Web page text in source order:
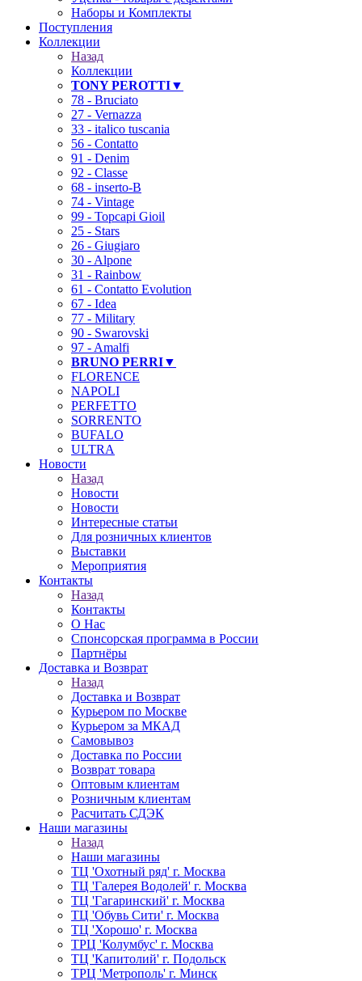
Наборы и Комплекты
Поступления
Коллекции
Назад
Коллекции
TONY PEROTTI▼
78 - Bruciato
27 - Vernazza
33 - italico tuscania
56 - Contatto
91 - Denim
92 - Classe
68 - inserto-B
74 - Vintage
99 - Topcapi Gioil
25 - Stars
26 - Giugiaro
30 - Alpone
31 - Rainbow
61 - Contatto Evolution
67 - Idea
77 - Military
90 - Swarovski
97 - Amalfi
BRUNO PERRI▼
FLORENCE
NAPOLI
PERFETTO
SORRENTO
BUFALO
ULTRA
Новости
Назад
Новости
Новости
Интересные статьи
Для розничных клиентов
Выставки
Мероприятия
Контакты
Назад
Контакты
О Нас
Спонсорская программа в России
Партнёры
Доставка и Возврат
Назад
Доставка и Возврат
Курьером по Москве
Курьером за МКАД
Самовывоз
Доставка по России
Возврат товара
Оптовым клиентам
Розничным клиентам
Расчитать СДЭК
Наши магазины
Назад
Наши магазины
ТЦ 'Охотный ряд' г. Москва
ТЦ 'Галерея Водолей' г. Москва
ТЦ 'Гагаринский' г. Москва
ТЦ 'Обувь Сити' г. Москва
ТЦ 'Хорошо' г. Москва
ТРЦ 'Колумбус' г. Москва
ТЦ 'Капитолий' г. Подольск
ТРЦ 'Метрополь' г. Минск